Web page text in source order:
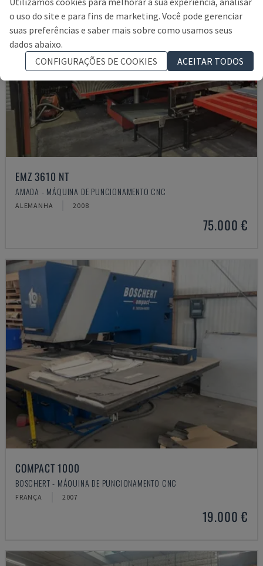
EMZ 3610 NT
AMADA - MÁQUINA DE PUNCIONAMENTO CNC
ALEMANHA 2008
75.000 €
COMPACT 1000
BOSCHERT - MÁQUINA DE PUNCIONAMENTO CNC
FRANÇA 2007
19.000 €
o uso do site e para fins de marketing. Você pode gerenciar
suas preferências e saber mais sobre como usamos seus
dados abaixo.
CONFIGURAÇÕES DE COOKIES
ACEITAR TODOS